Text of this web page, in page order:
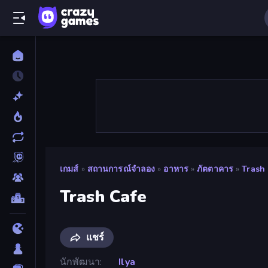
เกมส์ » สถานการณ์จำลอง » อาหาร » ภัตตาคาร » Trash
Trash Cafe
แชร์
นักพัฒนา
Ilya